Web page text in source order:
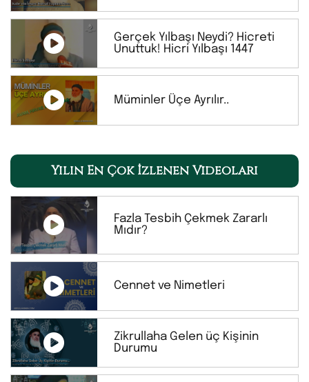
Gerçek Yılbaşı Neydi? Hicreti
Unuttuk! Hicri Yılbaşı 1447
Müminler Üçe Ayrılır..
Yılın En Çok İzlenen Videoları
Fazla Tesbih Çekmek Zararlı
Mıdır?
Cennet ve Nimetleri
Zikrullaha Gelen üç Kişinin
Durumu